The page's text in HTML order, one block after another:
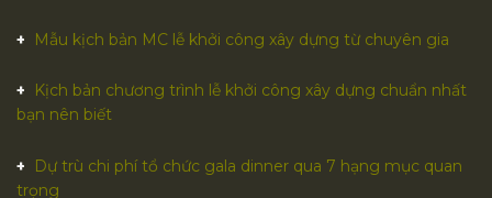
Mẫu kịch bản MC lễ khởi công xây dựng từ chuyên gia
Kịch bản chương trình lễ khởi công xây dựng chuẩn nhất
bạn nên biết
Dự trù chi phí tổ chức gala dinner qua 7 hạng mục quan
trọng